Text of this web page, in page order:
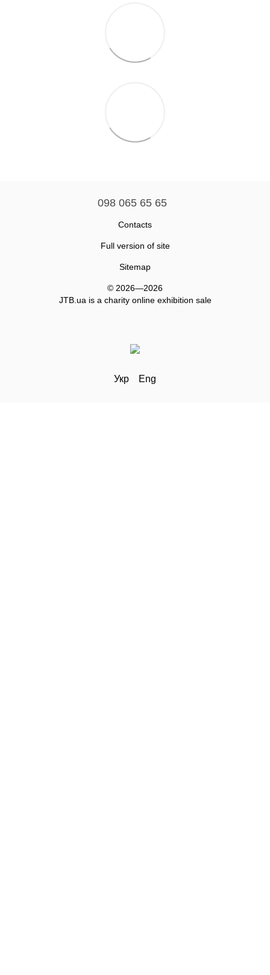
098 065 65 65
Contacts
Full version of site
Sitemap
© 2026—2026
JTB.ua is а charity online exhibition sale
Укр Eng